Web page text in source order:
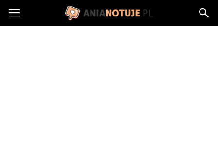
AniaNotuje.pl